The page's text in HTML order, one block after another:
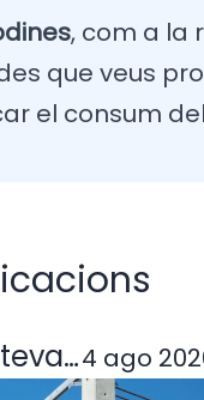
, com a la
que veus
el consum
4 ago